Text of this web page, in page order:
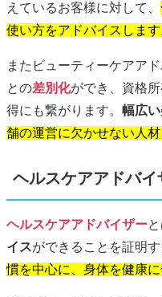
えているお客様に対して、
使い方をアドバイスします
またビューティーケアア
との差別化ができ、資格
得にも繋がります。 幅広
舗の運営に欠かせない人
ヘルスケアアドバイ
ヘルスケアアドバイザーと
イスができることを証明す
慣を中心に、身体を健康